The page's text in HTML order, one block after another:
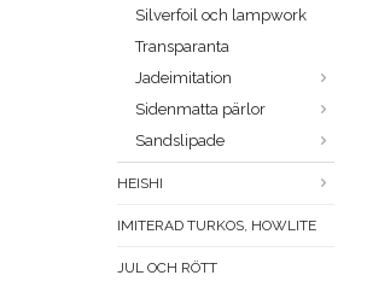
Silverfoil och lampwork
Transparanta
Jadeimitation
Sidenmatta pärlor
Sandslipade
HEISHI
IMITERAD TURKOS, HOWLITE
JUL OCH RÖTT